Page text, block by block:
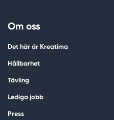
Om oss
Det här är Kreatima
Hållbarhet
Tävling
Lediga jobb
Press